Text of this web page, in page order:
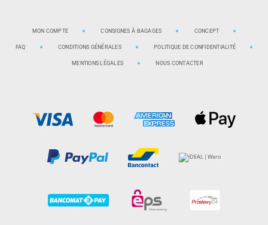
MON COMPTE CONSIGNES À BAGAGES CONCEPT
FAQ CONDITIONS GÉNÉRALES POLITIQUE DE CONFIDENTIALITÉ
MENTIONS LÉGALES NOUS CONTACTER